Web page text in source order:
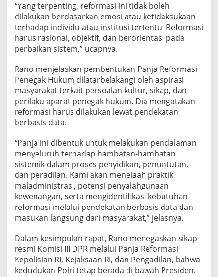
“Yang terpenting, reformasi ini tidak boleh
dilakukan berdasarkan emosi atau ketidaksukaan
terhadap individu atau institusi tertentu. Reformasi
harus rasional, objektif, dan berorientasi pada
perbaikan sistem,” ucapnya.
Rano menjelaskan pembentukan Panja Reformasi
Penegak Hukum dilatarbelakangi oleh aspirasi
masyarakat terkait persoalan kultur, sikap, dan
perilaku aparat penegak hukum. Dia mengatakan
reformasi harus dilakukan lewat pendekatan
berbasis data.
“Panja ini dibentuk untuk melakukan pendalaman
menyeluruh terhadap hambatan-hambatan
sistemik dalam proses penyidikan, penuntutan,
dan peradilan. Kami akan menelaah praktik
maladministrasi, potensi penyalahgunaan
kewenangan, serta mengidentifikasi kebutuhan
reformasi melalui pendekatan berbasis data dan
masukan langsung dari masyarakat,” jelasnya.
Dalam kesimpulan rapat, Rano menegaskan sikap
resmi Komisi III DPR melalui Panja Reformasi
Kepolisian RI, Kejaksaan RI, dan Pengadilan, bahwa
kedudukan Polri tetap berada di bawah Presiden.